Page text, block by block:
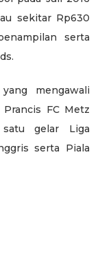
sekitar Rp630
serta
mengawali
FC Metz
satu gelar Liga
serta Piala